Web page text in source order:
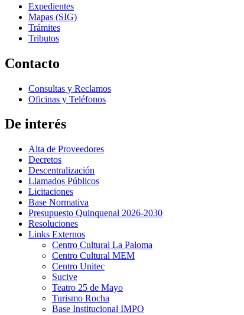
Expedientes
Mapas (SIG)
Trámites
Tributos
Contacto
Consultas y Reclamos
Oficinas y Teléfonos
De interés
Alta de Proveedores
Decretos
Descentralización
Llamados Públicos
Licitaciones
Base Normativa
Presupuesto Quinquenal 2026-2030
Resoluciones
Links Externos
Centro Cultural La Paloma
Centro Cultural MEM
Centro Unitec
Sucive
Teatro 25 de Mayo
Turismo Rocha
Base Institucional IMPO